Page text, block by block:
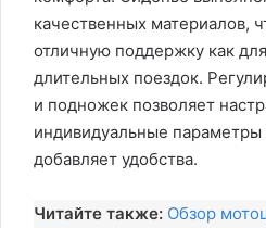
качественных материалов,
отличную поддержку как
длительных поездок.
и подножек позволяет
индивидуальные параметры
добавляет удобства.
Читайте также: Обзор